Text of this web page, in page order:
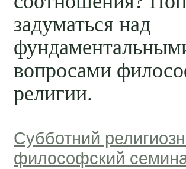
задуматься над
вопросами
религии.
Субботний
философский